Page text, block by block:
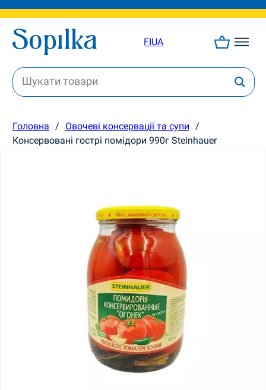
FIUA
Головна / Овочеві консервації та супи /
Консервовані гострі помідори 990г Steinhauer